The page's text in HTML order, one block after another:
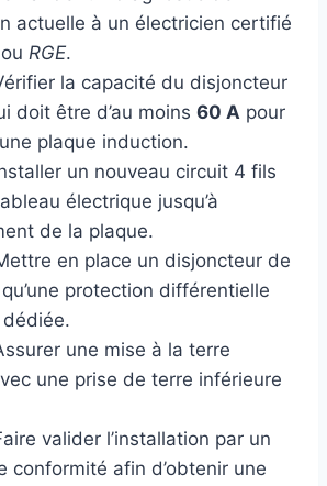
actuelle à un électricien certifié
ou RGE.
la capacité du disjoncteur
doit être d’au moins 60 A pour
plaque induction.
un nouveau circuit 4 fils
électrique jusqu’à
de la plaque.
en place un disjoncteur de
protection différentielle
dédiée.
une mise à la terre
une prise de terre inférieure
valider l’installation par un
conformité afin d’obtenir une